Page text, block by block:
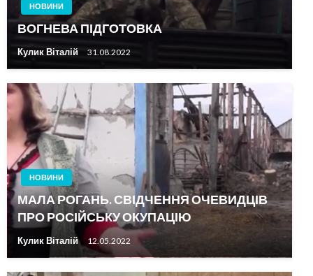
НОВИНИ
ВОГНЕВА ПІДГОТОВКА
Кулик Віталій 31.08.2022
НОВИНИ
МАЛА РОГАНЬ. СВІДЧЕННЯ ОЧЕВИДЦІВ
ПРО РОСІЙСЬКУ ОКУПАЦІЮ
Кулик Віталій 12.05.2022